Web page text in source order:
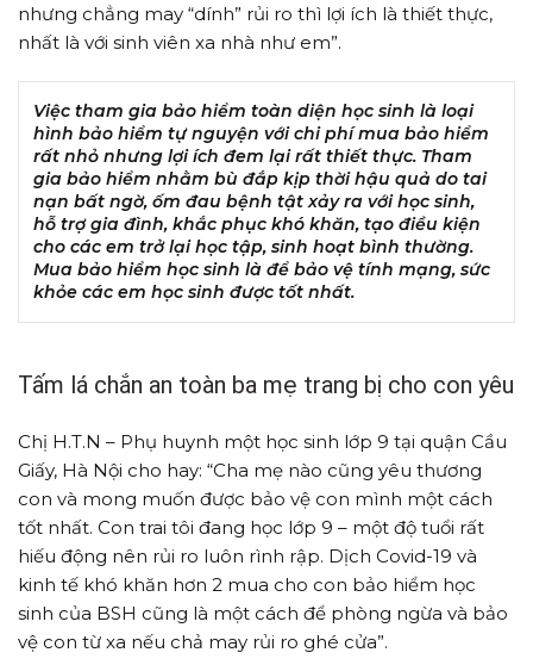
nhưng chẳng may “dính” rủi ro thì lợi ích là thiết thực,
nhất là với sinh viên xa nhà như em”.
Việc tham gia bảo hiểm toàn diện học sinh là loại
hình bảo hiểm tự nguyện với chi phí mua bảo hiểm
rất nhỏ nhưng lợi ích đem lại rất thiết thực. Tham
gia bảo hiểm nhằm bù đắp kịp thời hậu quả do tai
nạn bất ngờ, ốm đau bệnh tật xảy ra với học sinh,
hỗ trợ gia đình, khắc phục khó khăn, tạo điều kiện
cho các em trở lại học tập, sinh hoạt bình thường.
Mua bảo hiểm học sinh là để bảo vệ tính mạng, sức
khỏe các em học sinh được tốt nhất.
Tấm lá chắn an toàn ba mẹ trang bị cho con yêu
Chị H.T.N – Phụ huynh một học sinh lớp 9 tại quận Cầu
Giấy, Hà Nội cho hay: “Cha mẹ nào cũng yêu thương
con và mong muốn được bảo vệ con mình một cách
tốt nhất. Con trai tôi đang học lớp 9 – một độ tuổi rất
hiếu động nên rủi ro luôn rình rập. Dịch Covid-19 và
kinh tế khó khăn hơn 2 mua cho con bảo hiểm học
sinh của BSH cũng là một cách để phòng ngừa và bảo
vệ con từ xa nếu chả may rủi ro ghé cửa”.